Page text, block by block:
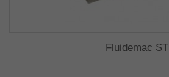
Fluidemac ST